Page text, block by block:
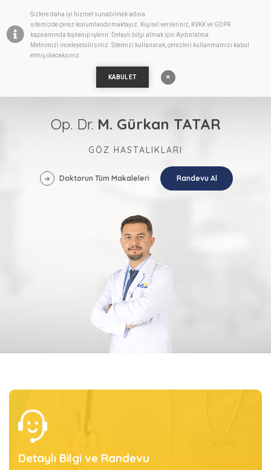
Sizlere daha iyi hizmet sunabilmek adına
sitemizdeçerez konumlandırmaktayız. Kişisel verileriniz, KVKK ve GDPR
kapsamında toplanıp işlenir. Detaylı bilgi almak için Aydınlatma
Metnimizi inceleyebilirsiniz. Sitemizi kullanarak, çerezleri kullanmamızı kabul
etmiş olacaksınız.
KABUL ET
Op. Dr. M. Gürkan TATAR
GÖZ HASTALIKLARI
Doktorun Tüm Makaleleri Randevu Al
Detaylı Bilgi ve Randevu